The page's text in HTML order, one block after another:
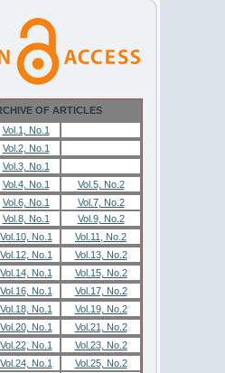
OF ARTICLES
Vol.1, No.1
Vol.2, No.1
Vol.3, No.1
Vol.4, No.1
Vol.5, No.2
Vol.6, No.1
Vol.7, No.2
Vol.8, No.1
Vol.9, No.2
Vol.10, No.1
Vol.11, No.2
Vol.12, No.1
Vol.13, No.2
Vol.14, No.1
Vol.15, No.2
Vol.16, No.1
Vol.17, No.2
Vol.18, No.1
Vol.19, No.2
Vol.20, No.1
Vol.21, No.2
Vol.22, No.1
Vol.23, No.2
Vol.24, No.1
Vol.25, No.2